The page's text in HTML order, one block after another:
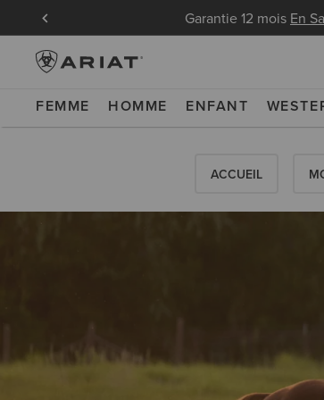
les Garantie 12 mois En
FEMME HOMME ENFANT
ACCUEIL